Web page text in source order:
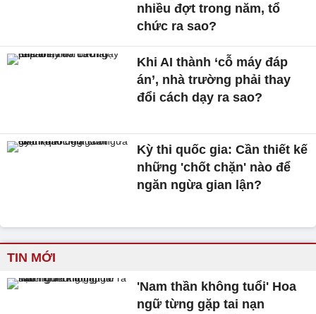
nhiều đợt trong năm, tổ
chức ra sao?
Khi AI thành ‘cỗ máy đáp
án’, nhà trường phải thay
đổi cách dạy ra sao?
Kỳ thi quốc gia: Cần thiết kế
những 'chốt chặn' nào để
ngăn ngừa gian lận?
TIN MỚI
'Nam thần không tuổi' Hoa
ngữ từng gặp tai nạn